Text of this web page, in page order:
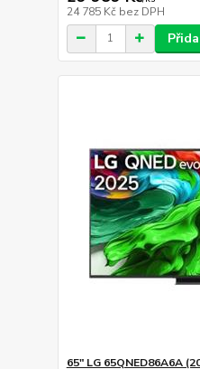
24 785 Kč bez DPH
65" LG 65QNED86A6A